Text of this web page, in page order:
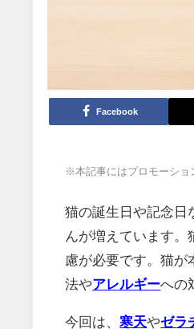
Facebook
※本記事にはプロモーショ
猫の誕生日や記念日
んが増えています
慮が必要です。猫が
法やアレルギーへの
今回は、 寒天やゼラ